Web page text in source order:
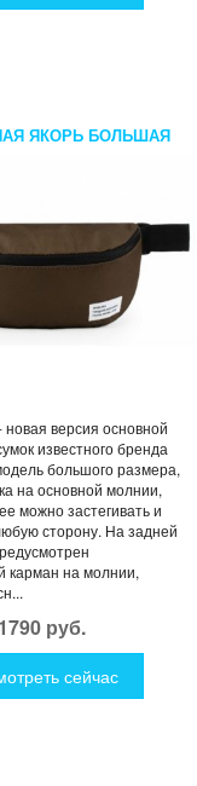
ЯКОРЬ БОЛЬШАЯ
версия основной
известного бренда
большого размера,
на основной молнии,
можно застегивать и
сторону. На задней
карман на молнии,
1790 руб.
сейчас